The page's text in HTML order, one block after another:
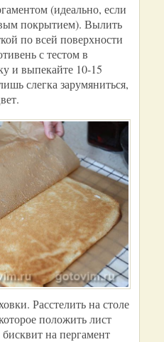
(идеально, если
покрытием). Вылить
по всей поверхности
с тестом в
и выпекайте 10-15
слегка зарумяниться,
Расстелить на столе
положить лист
на пергамент